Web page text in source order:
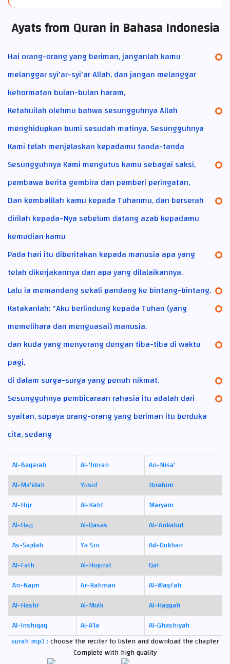
Ayats from Quran in Bahasa Indonesia
Hai orang-orang yang beriman, janganlah kamu
melanggar syi'ar-syi'ar Allah, dan jangan melanggar
kehormatan bulan-bulan haram,
Ketahuilah olehmu bahwa sesungguhnya Allah
menghidupkan bumi sesudah matinya. Sesungguhnya
Kami telah menjelaskan kepadamu tanda-tanda
Sesungguhnya Kami mengutus kamu sebagai saksi,
pembawa berita gembira dan pemberi peringatan,
Dan kembalilah kamu kepada Tuhanmu, dan berserah
dirilah kepada-Nya sebelum datang azab kepadamu
kemudian kamu
Pada hari itu diberitakan kepada manusia apa yang
telah dikerjakannya dan apa yang dilalaikannya.
Lalu ia memandang sekali pandang ke bintang-bintang.
Katakanlah: "Aku berlindung kepada Tuhan (yang
memelihara dan menguasai) manusia.
dan kuda yang menyerang dengan tiba-tiba di waktu
pagi,
di dalam surga-surga yang penuh nikmat.
Sesungguhnya pembicaraan rahasia itu adalah dari
syaitan, supaya orang-orang yang beriman itu berduka
cita, sedang
Al-Baqarah Al-'Imran
An-Nisa'
Al-Ma'idah
Yusuf
Ibrahim
Al-Hijr
Al-Kahf
Maryam
Al-Hajj
Al-Qasas
Al-'Ankabut
As-Sajdah
Ya Sin
Ad-Dukhan
Al-Fath
Al-Hujurat
Qaf
An-Najm
Ar-Rahman
Al-Waqi'ah
Al-Hashr
Al-Mulk
Al-Haqqah
Al-Inshiqaq
Al-A'la
Al-Ghashiyah
surah mp3 :choose the reciter to listen and download the chapter
Complete with high quality